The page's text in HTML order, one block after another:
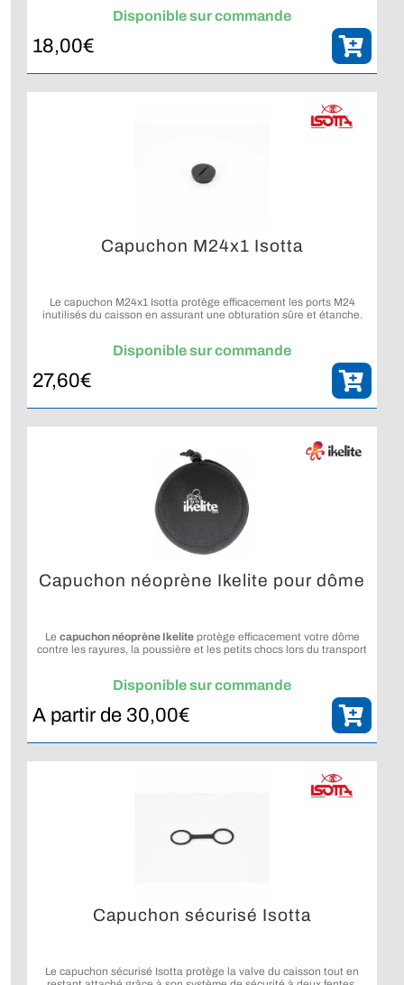
Disponible sur commande
18,00€
Capuchon M24x1 Isotta
Le capuchon M24x1 Isotta protège efficacement les ports M24
inutilisés du caisson en assurant une obturation sûre et étanche.
Disponible sur commande
27,60€
Capuchon néoprène Ikelite pour dôme
Le capuchon néoprène Ikeliteprotège efficacement votre dôme
contre les rayures, la poussière et les petits chocs lors du transport
Standard 6-inch Dome Portainsi qu’auWD-4 Wide Angle
Disponible sur commande
A partir de 30,00€
Capuchon sécurisé Isotta
Le capuchon sécurisé Isotta protège la valve du caisson tout en